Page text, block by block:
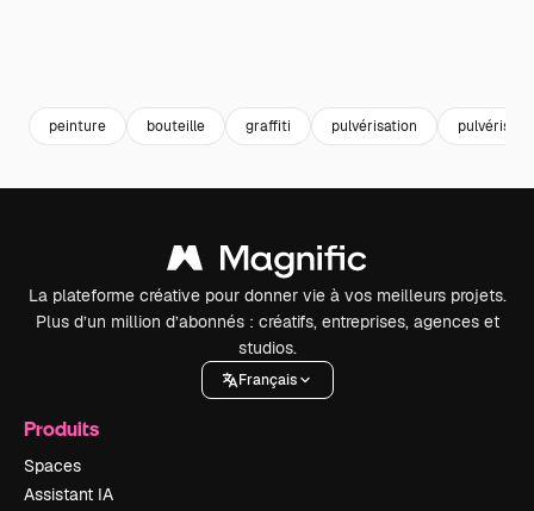
peinture bouteille graffiti pulvérisation
La plateforme créative pour donner vie à vos meilleurs projets.
Plus d’un million d’abonnés : créatifs, entreprises, agences et
studios.
Français
Produits
Spaces
Assistant IA